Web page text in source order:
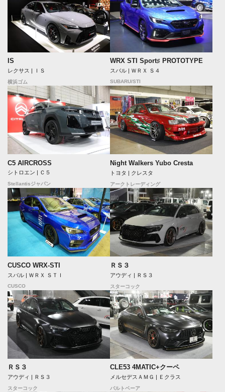
IS
レクサス | ＩＳ
横浜ゴム
WRX STI Sport♯ PROTOTYPE
スバル | ＷＲＸ Ｓ４
SUBARU/STI
C5 AIRCROSS
シトロエン | Ｃ５
Stellantisジャパン
Night Walkers Yubo Cresta
トヨタ | クレスタ
アークトレーディング
CUSCO WRX-STI
スバル | ＷＲＸ ＳＴＩ
CUSCO
ＲＳ３
アウディ | ＲＳ３
スターコック
ＲＳ３
アウディ | ＲＳ３
スターコック
CLE53 4MATIC+クーペ
メルセデスＡＭＧ | Ｅクラス
バルトベーア